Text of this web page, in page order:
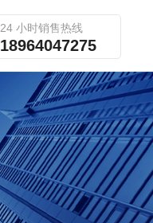
24 小时销售热线
18964047275